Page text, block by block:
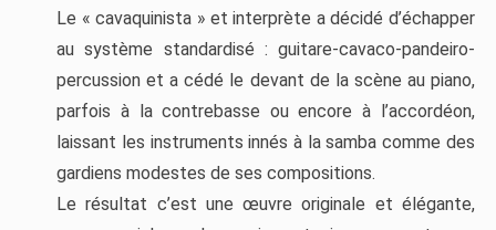
Le « cavaquinista » et interprète a décidé d’échapper
au système standardisé : guitare-cavaco-pandeiro-
percussion et a cédé le devant de la scène au piano,
parfois à la contrebasse ou encore à l’accordéon,
laissant les instruments innés à la samba comme des
gardiens modestes de ses compositions.
Le résultat c’est une œuvre originale et élégante,